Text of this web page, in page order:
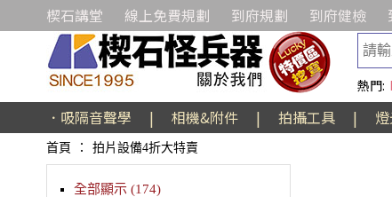
楔石講堂 線上免費規劃 到府規劃 到府健檢
熱門:
．吸隔音聲學 | 相機&附件 | 拍攝工具 |
首頁 ： 拍片設備4折大特賣
全部顯示 (174)